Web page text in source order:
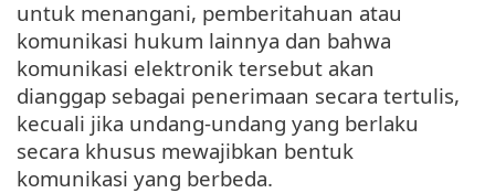
untuk menangani, pemberitahuan atau
komunikasi hukum lainnya dan bahwa
komunikasi elektronik tersebut akan
dianggap sebagai penerimaan secara tertulis,
kecuali jika undang-undang yang berlaku
secara khusus mewajibkan bentuk
komunikasi yang berbeda.